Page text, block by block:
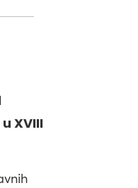
XVIII